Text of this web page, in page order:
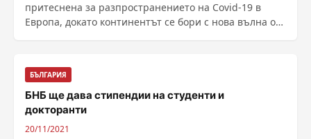
притеснена за разпространението на Covid-19 в
Европа, докато континентът се бори с нова вълна от
БЪЛГАРИЯ
БНБ ще дава стипендии на студенти и
докторанти
20/11/2021